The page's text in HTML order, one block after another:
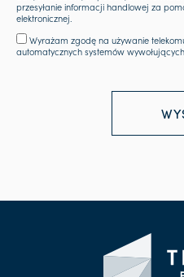
przesyłanie informacji handlowej za
elektronicznej.
Wyrażam zgodę na używanie
automatycznych systemów